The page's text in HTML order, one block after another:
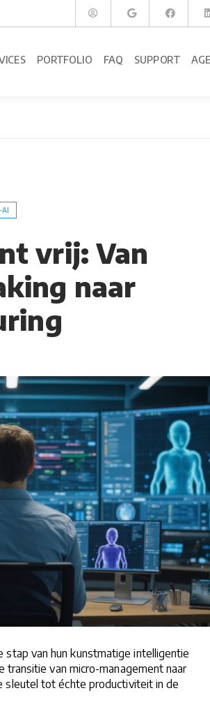
PORTFOLIO FAQ SUPPORT
AI
vrij: Van
naar
van hun kunstmatige intelligentie
van micro-management naar
sleutel tot échte productiviteit in de